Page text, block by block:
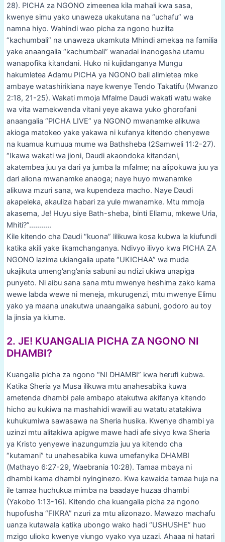
28). PICHA za NGONO zimeenea kila mahali kwa sasa,
kwenye simu yako unaweza ukakutana na “uchafu” wa
namna hiyo. Wahindi wao picha za ngono huziita
“kachumbali” na unaweza ukamkuta Mhindi amekaa na familia
yake anaangalia “kachumbali” wanadai inanogesha utamu
wanapofika kitandani. Huko ni kujidanganya Mungu
hakumletea Adamu PICHA ya NGONO bali alimletea mke
ambaye watashirikiana naye kwenye Tendo Takatifu (Mwanzo
2:18, 21-25). Wakati mmoja Mfalme Daudi wakati watu wake
wa vita wamekwenda vitani yeye akawa yuko ghorofani
anaangalia “PICHA LIVE” ya NGONO mwanamke alikuwa
akioga matokeo yake yakawa ni kufanya kitendo chenyewe
na kuamua kumuua mume wa Bathsheba (2Samweli 11:2-27).
“Ikawa wakati wa jioni, Daudi akaondoka kitandani,
akatembea juu ya dari ya jumba la mfalme; na alipokuwa juu ya
dari aliona mwanamke anaoga; naye huyo mwanamke
alikuwa mzuri sana, wa kupendeza macho. Naye Daudi
akapeleka, akauliza habari za yule mwanamke. Mtu mmoja
akasema, Je! Huyu siye Bath-sheba, binti Eliamu, mkewe Uria,
Mhiti?”………..
Kile kitendo cha Daudi “kuona” lilikuwa kosa kubwa la kiufundi
katika akili yake likamchanganya. Ndivyo ilivyo kwa PICHA ZA
NGONO lazima ukiangalia upate “UKICHAA” wa muda
ukajikuta umeng’ang’ania sabuni au ndizi ukiwa unapiga
punyeto. Ni aibu sana sana mtu mwenye heshima zako kama
wewe labda wewe ni meneja, mkurugenzi, mtu mwenye Elimu
yako ya maana unakutwa unaangaika sabuni, godoro au toy
la jinsia ya kiume.
2. JE! KUANGALIA PICHA ZA NGONO NI
DHAMBI?
Kuangalia picha za ngono “NI DHAMBI” kwa herufi kubwa.
Katika Sheria ya Musa ilikuwa mtu anahesabika kuwa
ametenda dhambi pale ambapo atakutwa akifanya kitendo
hicho au kukiwa na mashahidi wawili au watatu atatakiwa
kuhukumiwa sawasawa na Sheria husika. Kwenye dhambi ya
uzinzi mtu alitakiwa apigwe mawe hadi afe sivyo kwa Sheria
ya Kristo yenyewe inazungumzia juu ya kitendo cha
“kutamani” tu unahesabika kuwa umefanyika DHAMBI
(Mathayo 6:27-29, Waebrania 10:28). Tamaa mbaya ni
dhambi kama dhambi nyinginezo. Kwa kawaida tamaa huja na
ile tamaa huchukua mimba na baadaye huzaa dhambi
(Yakobo 1:13-16). Kitendo cha kuangalia picha za ngono
hupofusha “FIKRA” nzuri za mtu alizonazo. Mawazo machafu
uanza kutawala katika ubongo wako hadi “USHUSHE” huo
mzigo ulioko kwenye viungo vyako vya uzazi. Ahaaa ni hatari